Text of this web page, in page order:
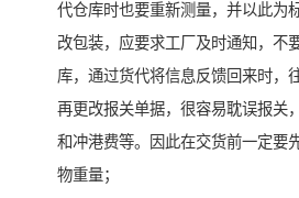
代仓库时也要重新测量，并以此为
改包装，应要求工厂及时通知，不
库，通过货代将信息反馈回来时，
再更改报关单据，很容易耽误报关
和冲港费等。因此在交货前一定要
物重量；